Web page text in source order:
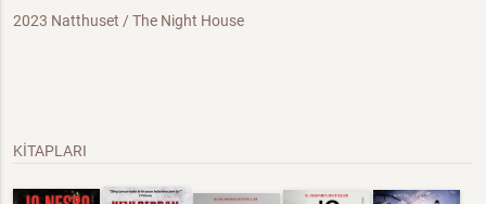
2023 Natthuset / The Night House
KİTAPLARI